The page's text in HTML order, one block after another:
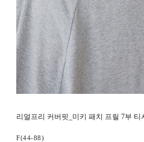
리얼프리 커버핏_미키 패치 프릴 7부 티
F(44-88)